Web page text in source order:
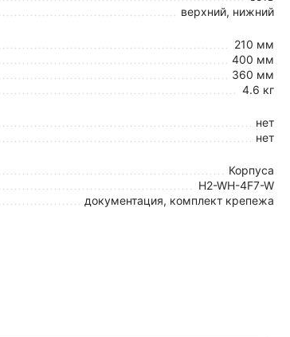
верхний, нижний
210 мм
400 мм
360 мм
4.6 кг
нет
нет
Корпуса
H2-WH-4F7-W
документация, комплект крепежа